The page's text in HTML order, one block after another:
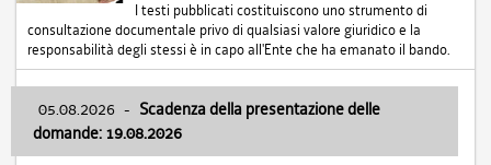
I testi pubblicati costituiscono uno strumento di
consultazione documentale privo di qualsiasi valore giuridico e la
responsabilità degli stessi è in capo all'Ente che ha emanato il bando.
05.08.2026 - Scadenza della presentazione delle
domande: 19.08.2026